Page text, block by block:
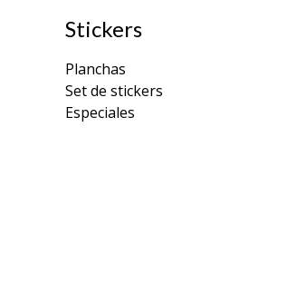
Stickers
Planchas
Set de stickers
Especiales